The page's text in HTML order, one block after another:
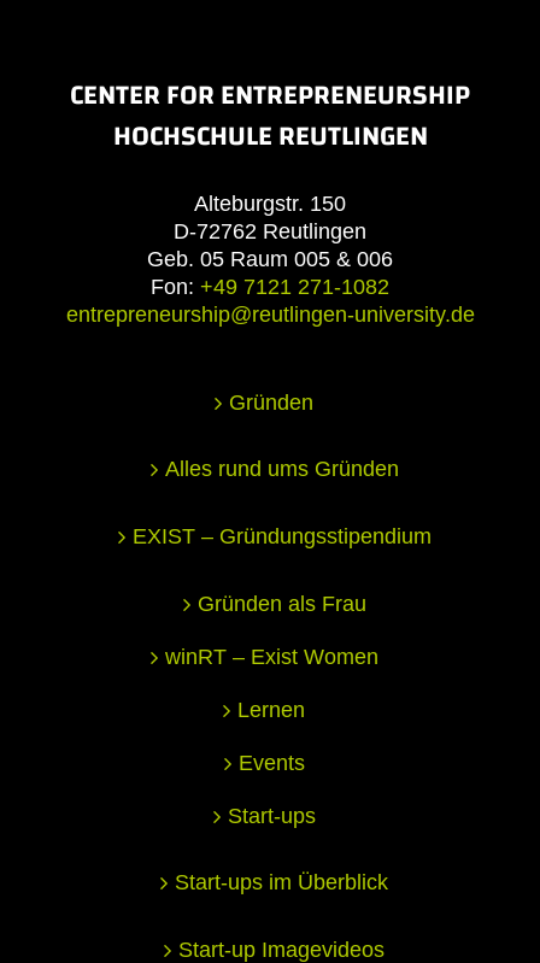
CENTER FOR ENTREPRENEURSHIP
HOCHSCHULE REUTLINGEN
Alteburgstr. 150
D-72762 Reutlingen
Geb. 05 Raum 005 & 006
Fon: +49 7121 271-1082
entrepreneurship@reutlingen-university.de
Gründen
Alles rund ums Gründen
EXIST – Gründungsstipendium
Gründen als Frau
winRT – Exist Women
Lernen
Events
Start-ups
Start-ups im Überblick
Start-up Imagevideos